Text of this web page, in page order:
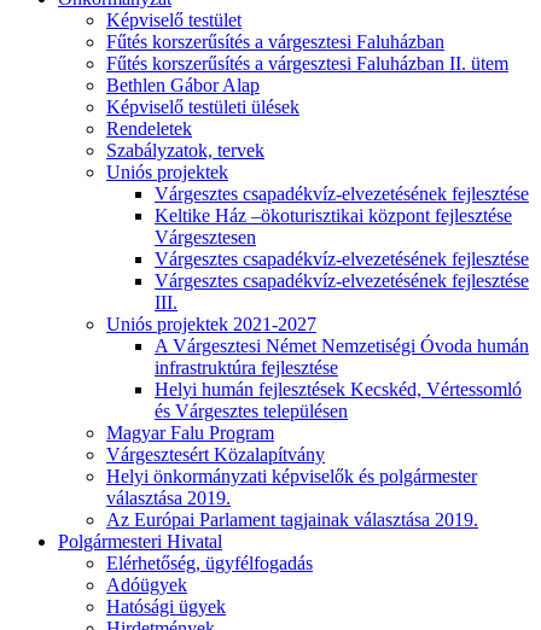
Képviselő testület
Fűtés korszerűsítés a várgesztesi Faluházban
Fűtés korszerűsítés a várgesztesi Faluházban II. ütem
Bethlen Gábor Alap
Képviselő testületi ülések
Rendeletek
Szabályzatok, tervek
Uniós projektek
Várgesztes csapadékvíz-elvezetésének fejlesztése
Keltike Ház –ökoturisztikai központ fejlesztése
Várgesztesen
Várgesztes csapadékvíz-elvezetésének fejlesztése
Várgesztes csapadékvíz-elvezetésének fejlesztése
III.
Uniós projektek 2021-2027
A Várgesztesi Német Nemzetiségi Óvoda humán
infrastruktúra fejlesztése
Helyi humán fejlesztések Kecskéd, Vértessomló
és Várgesztes településen
Magyar Falu Program
Várgesztesért Közalapítvány
Helyi önkormányzati képviselők és polgármester
választása 2019.
Az Európai Parlament tagjainak választása 2019.
Polgármesteri Hivatal
Elérhetőség, ügyfélfogadás
Adóügyek
Hatósági ügyek